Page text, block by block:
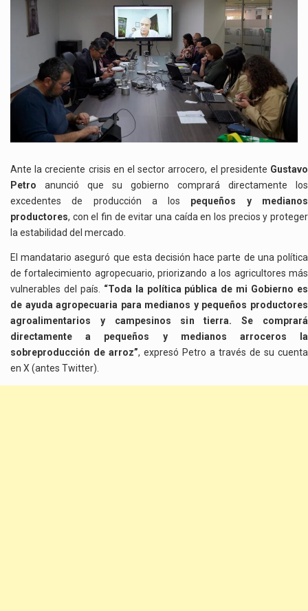
COMPRA
DE
EXCEDENTES
DE
ARROZ
Y
Ante la creciente crisis en el sector arrocero, el presidente Gustavo
Petro anunció que su gobierno comprará directamente los
excedentes de producción a los pequeños y medianos
productores, con el fin de evitar una caída en los precios y proteger
la estabilidad del mercado.
El mandatario aseguró que esta decisión hace parte de una política
de fortalecimiento agropecuario, priorizando a los agricultores más
vulnerables del país. “Toda la política pública de mi Gobierno es
de ayuda agropecuaria para medianos y pequeños productores
agroalimentarios y campesinos sin tierra. Se comprará
directamente a pequeños y medianos arroceros la
sobreproducción de arroz”, expresó Petro a través de su cuenta
en X (antes Twitter).